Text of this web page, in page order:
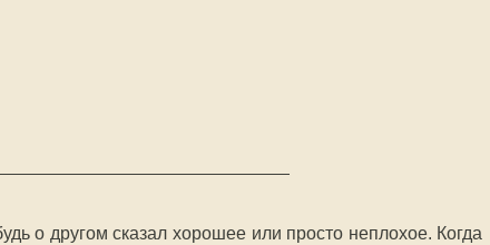
о другом сказал хорошее или просто неплохое. Когда